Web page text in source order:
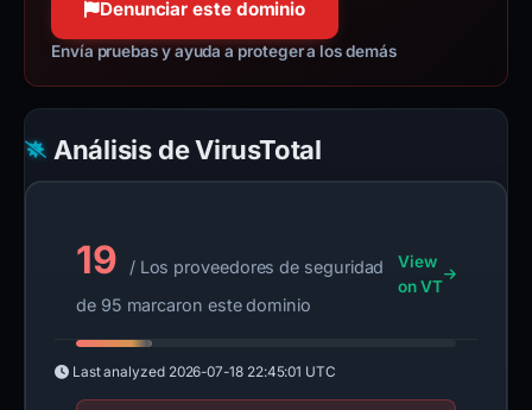
Denunciar este dominio
Envía pruebas y ayuda a proteger a los demás
Análisis de VirusTotal
19
/ Los proveedores de seguridad
de 95 marcaron este dominio
View
on VT
Last analyzed 2026-07-18 22:45:01 UTC